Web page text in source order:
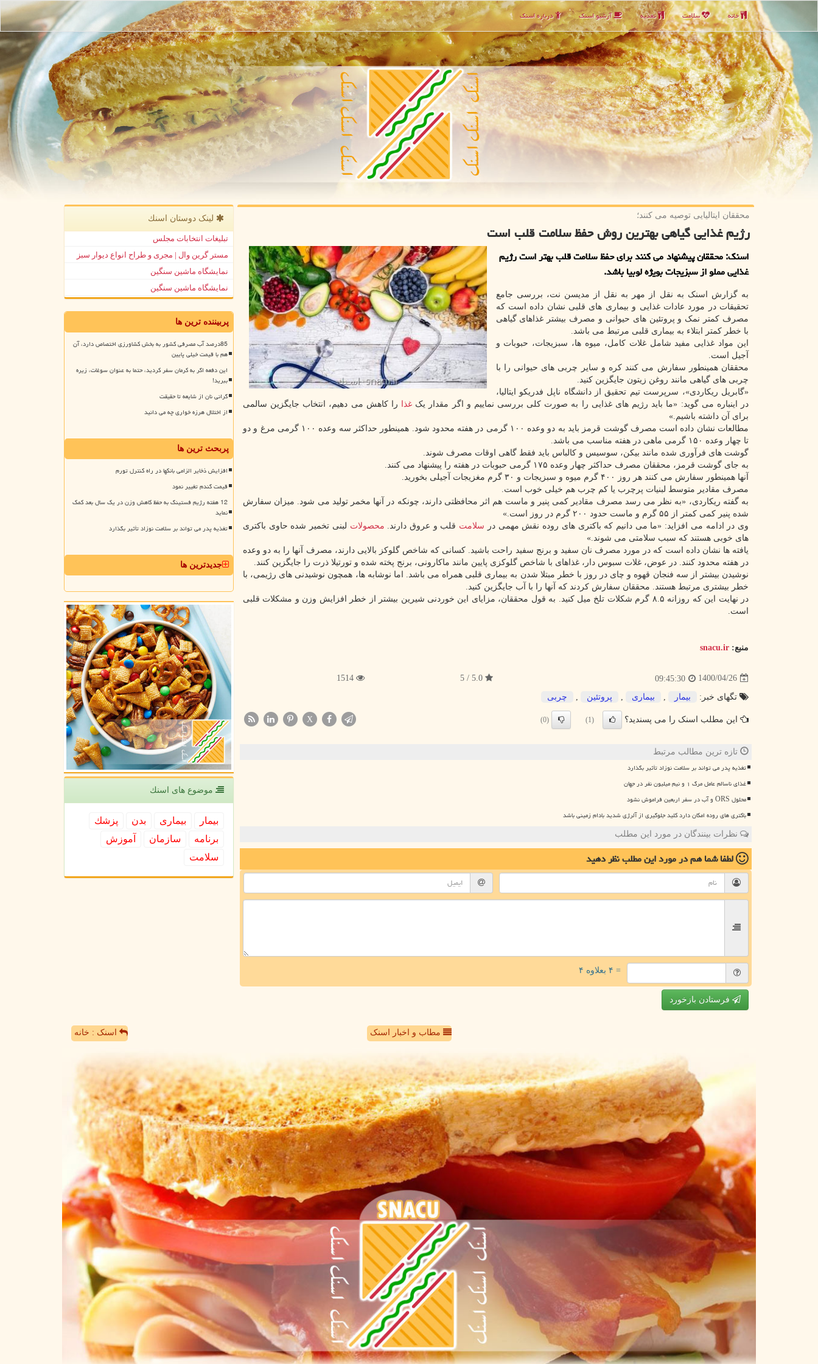
خانه سلامت تغذیه آرشیو اسنك درباره اسنك
محققان ایتالیایی توصیه می كنند؛
رژیم غذایی گیاهی بهترین روش حفظ سلامت قلب است
اسنک: محققان پیشنهاد می کنند برای حفظ سلامت قلب بهتر است رژیم
غذایی مملو از سبزیجات بویژه لوبیا باشد.
به گزارش اسنک به نقل از مهر به نقل از مدیسن نت، بررسی جامع
تحقیقات در مورد عادات غذایی و بیماری های قلبی نشان داده است که
مصرف کمتر نمک و پروتئین های حیوانی و مصرف بیشتر غذاهای گیاهی
با خطر کمتر ابتلاء به بیماری قلبی مرتبط می باشد.
این مواد غذایی مفید شامل غلات کامل، میوه ها، سبزیجات، حبوبات و
آجیل است.
محققان همینطور سفارش می کنند کره و سایر چربی های حیوانی را با
چربی های گیاهی مانند روغن زیتون جایگزین کنید.
«گابریل ریکاردی»، سرپرست تیم تحقیق از دانشگاه ناپل فدریکو ایتالیا،
در اینباره می گوید: «ما باید رژیم های غذایی را به صورت کلی بررسی نماییم و اگر مقدار یک غذا
را کاهش می دهیم، انتخاب جایگزین سالمی
برای آن داشته باشیم.»
مطالعات نشان داده است مصرف گوشت قرمز باید به دو وعده ۱۰۰ گرمی در هفته محدود شود. همینطور حداکثر سه وعده ۱۰۰ گرمی مرغ و دو
تا چهار وعده ۱۵۰ گرمی ماهی در هفته مناسب می باشد.
گوشت های فرآوری شده مانند بیکن، سوسیس و کالباس باید فقط گاهی اوقات مصرف شوند.
به جای گوشت قرمز، محققان مصرف حداکثر چهار وعده ۱۷۵ گرمی حبوبات در هفته را پیشنهاد می کنند.
آنها همینطور سفارش می کنند هر روز ۴۰۰ گرم میوه و سبزیجات و ۳۰ گرم مغزیجات آجیلی بخورید.
مصرف مقادیر متوسط لبنیات پرچرب یا کم چرب هم خیلی خوب است.
به گفته ریکاردی، «به نظر می رسد مصرف مقادیر کمی پنیر و ماست هم اثر محافظتی دارند، چونکه در آنها مخمر تولید می شود. میزان سفارش
شده پنیر کمی کمتر از ۵۵ گرم و ماست حدود ۲۰۰ گرم در روز است.»
وی در ادامه می افزاید: «ما می دانیم که باکتری های روده نقش مهمی در سلامت قلب و عروق دارند. محصولات لبنی تخمیر شده حاوی باکتری
های خوبی هستند که سبب سلامتی می شوند.»
یافته ها نشان داده است که در مورد مصرف نان سفید و برنج سفید راحت باشید. کسانی که شاخص گلوکز بالایی دارند، مصرف آنها را به دو وعده
در هفته محدود کنند. در عوض، غلات سبوس دار، غذاهای با شاخص گلوکزی پایین مانند ماکارونی، برنج پخته شده و تورتیلا ذرت را جایگزین کنند.
نوشیدن بیشتر از سه فنجان قهوه و چای در روز با خطر مبتلا شدن به بیماری قلبی همراه می باشد. اما نوشابه ها، همچون نوشیدنی های رژیمی، با
خطر بیشتری مرتبط هستند. محققان سفارش کردند که آنها را با آب جایگزین کنید.
در نهایت این که روزانه ۸.۵ گرم شکلات تلخ میل کنید. به قول محققان، مزایای این خوردنی شیرین بیشتر از خطر افزایش وزن و مشکلات قلبی
است.
منبع: snacu.ir
1400/04/26
09:45:30
5.0 / 5
1514
تگهای خبر: بیمار بیماری پروتئین چربی
این مطلب اسنک را می پسندید؟ (1)
(0)
X
تازه ترین مطالب مرتبط
تغذیه پدر می تواند بر سلامت نوزاد تأثیر بگذارد
غذای ناسالم عامل مرگ ۱ و نیم میلیون نفر در جهان
محلول ORS و آب در سفر اربعین فراموش نشود
باکتری های روده امکان دارد کلید جلوگیری از آلرژی شدید بادام زمینی باشد
نظرات بینندگان در مورد این مطلب
لطفا شما همدر مورد این مطلبنظر دهید
= ۴ بعلاوه ۴
فرستادن بازخورد
لینک دوستان اسنك
تبلیغات انتخابات مجلس
مستر گرین وال | مجری و طراح انواع دیوار سبز
نمایشگاه ماشین سنگین
نمایشگاه ماشین سنگین
پربیننده ترین ها
85درصد آب مصرفی کشور به بخش کشاورزی اختصاص دارد، آن
هم با قیمت خیلی پایین
این دفعه اگر به کرمان سفر کردید، حتما به عنوان سوغات، زیره
ببرید!
گرانی نان از شایعه تا حقیقت
از اختلال هرزه خواری چه می دانید
پربحث ترین ها
افزایش ذخایر الزامی بانکها در راه کنترل تورم
قیمت گندم تغییر نمود
12 هفته رژیم فستینگ به حفظ کاهش وزن در یک سال بعد کمک
نماید
تغذیه پدر می تواند بر سلامت نوزاد تأثیر بگذارد
جدیدترین ها
موضوع های اسنك
بیمار بیماری بدن
پزشك
برنامه
سازمان
آموزش
سلامت
مطاب و اخبار اسنک اسنک : خانه